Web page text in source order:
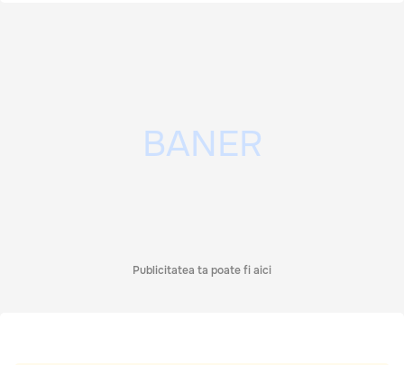
Publicitatea ta poate fi aici